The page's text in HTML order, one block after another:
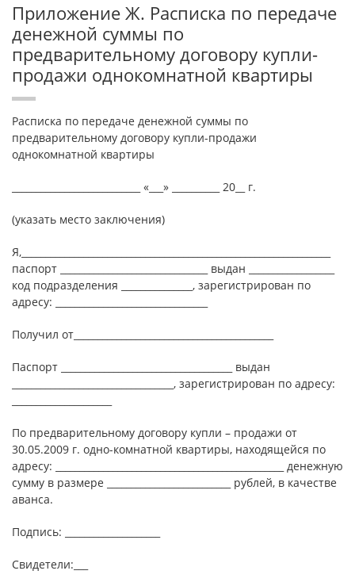
Приложение Ж. Расписка по передаче
денежной суммы по
предварительному договору купли-
продажи однокомнатной квартиры
Расписка по передаче денежной суммы по
предварительному договору купли-продажи
однокомнатной квартиры
___________________________ «___» __________ 20__ г.
(указать место заключения)
Я,_________________________________________________________________
паспорт _______________________________ выдан __________________
код подразделения _______________, зарегистрирован по
адресу: ________________________________
Получил от__________________________________________
Паспорт ____________________________________ выдан
__________________________________, зарегистрирован по адресу:
По предварительному договору купли – продажи от
30.05.2009 г. одно-комнатной квартиры, находящейся по
адресу: ________________________________________________ денежную
сумму в размере __________________________ рублей, в качестве
аванса.
Подпись: ____________________
Свидетели:___